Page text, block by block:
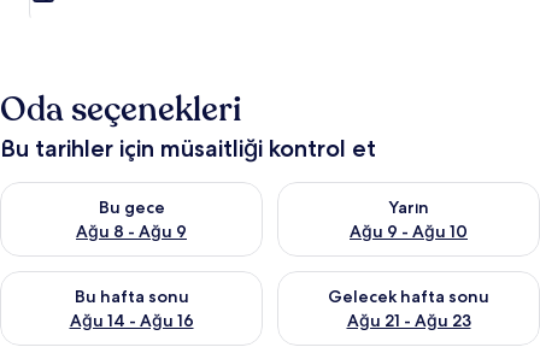
Oda seçenekleri
Bu tarihler için müsaitliği kontrol et
Bu gece
Ağu 8 - Ağu 9
Bu gece için müsaitliği kontrol et Ağu 8 - Ağu 9
Yarın
Ağu 9 - Ağu 10
Yarın için müsaitliği kontrol
Bu hafta sonu
Ağu 14 - Ağu 16
Bu hafta sonu için müsaitliği kontrol et Ağu 14 - Ağu 16
Gelecek hafta sonu
Ağu 21 - Ağu 23
Önümüzdeki hafta sonu için